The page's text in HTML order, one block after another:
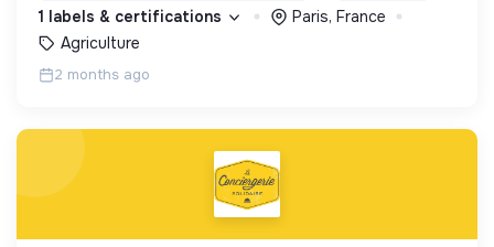
1 labels & certifications
Paris, France
Agriculture
2 months ago